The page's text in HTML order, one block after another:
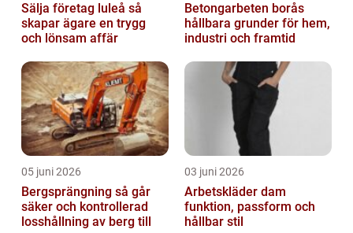
Sälja företag luleå så
skapar ägare en trygg
och lönsam affär
Betongarbeten borås
hållbara grunder för hem,
industri och framtid
05 juni 2026
Bergsprängning så går
säker och kontrollerad
losshållning av berg till
03 juni 2026
Arbetskläder dam
funktion, passform och
hållbar stil